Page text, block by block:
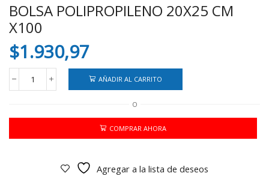
BOLSA POLIPROPILENO 20X25 CM
X100
$1.930,97
BOLSA
POLIPROPILENO
CM
cantidad
AÑADIR AL CARRITO
O
COMPRAR AHORA
Agregar a la lista de deseos